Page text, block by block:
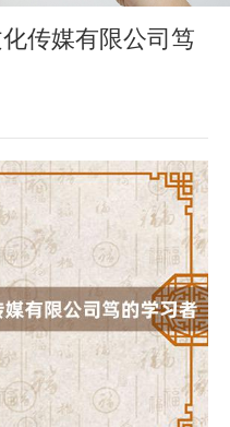
传媒有限公司笃